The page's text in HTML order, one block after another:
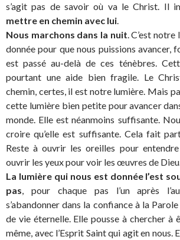
s’agit pas de savoir où va le Christ. Il
mettre en chemin avec lui.
Nous marchons dans la nuit. C’est
donnée pour que nous puissions avancer,
est passé au-delà de ces ténèbres.
pourtant une aide bien fragile. Le
chemin, certes, il est notre lumière. Mais
cette lumière bien petite pour avancer
monde. Elle est néanmoins suffisante.
croire qu’elle est suffisante. Cela fait
Reste à ouvrir les oreilles pour
ouvrir les yeux pour voir les œuvres de
La lumière qui nous est donnée l’est
pas, pour chaque pas l’un après
s’abandonner dans la confiance à la
de vie éternelle. Elle pousse à chercher à
même, avec l’Esprit Saint qui agit en nous.